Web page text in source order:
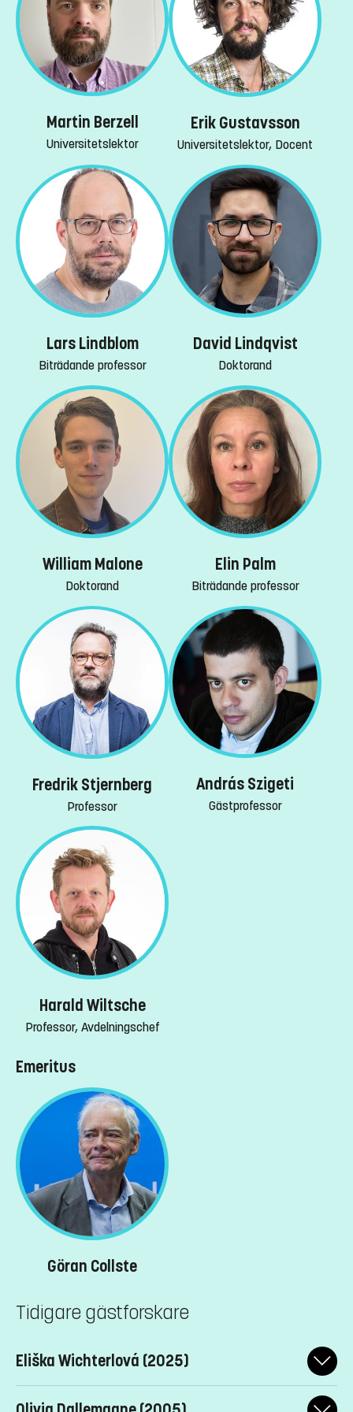
Martin Berzell
Universitetslektor
Erik Gustavsson
Universitetslektor, Docent
Lars Lindblom
Biträdande professor
David Lindqvist
Doktorand
William Malone
Doktorand
Elin Palm
Biträdande professor
Fredrik Stjernberg
Professor
András Szigeti
Gästprofessor
Harald Wiltsche
Professor, Avdelningschef
Emeritus
Göran Collste
Tidigare gästforskare
Eliška Wichterlová (2025)
Eliška Wichterlová är doktorand i Filosofi vid universitetet i